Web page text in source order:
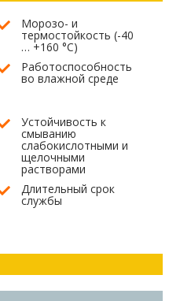
Морозо- и
термостойкость (-40
… +160 °С)
Работоспособность
во влажной среде
Устойчивость к
смыванию
слабокислотными и
щелочными
растворами
Длительный срок
службы